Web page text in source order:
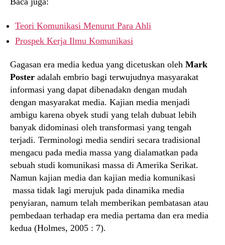
Teori Komunikasi Menurut Para Ahli
Prospek Kerja Ilmu Komunikasi
Gagasan era media kedua yang dicetuskan oleh Mark
Poster adalah embrio bagi terwujudnya masyarakat
informasi yang dapat dibenadakn dengan mudah
dengan masyarakat media. Kajian media menjadi
ambigu karena obyek studi yang telah dubuat lebih
banyak didominasi oleh transformasi yang tengah
terjadi. Terminologi media sendiri secara tradisional
mengacu pada media massa yang dialamatkan pada
sebuah studi komunikasi massa di Amerika Serikat.
Namun kajian media dan kajian media komunikasi
massa tidak lagi merujuk pada dinamika media
penyiaran, namum telah memberikan pembatasan atau
pembedaan terhadap era media pertama dan era media
kedua (Holmes, 2005 : 7).